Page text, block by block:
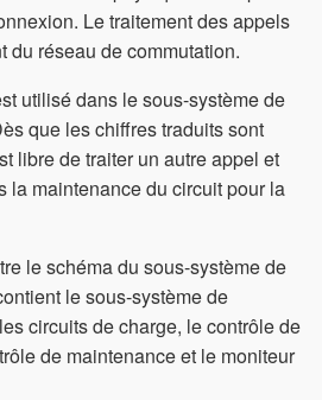
Le traitement des appels
du réseau de commutation.
utilisé dans le sous-système de
que les chiffres traduits sont
libre de traiter un autre appel et
la maintenance du circuit pour la
le schéma du sous-système de
le sous-système de
circuits de charge, le contrôle de
de maintenance et le moniteur